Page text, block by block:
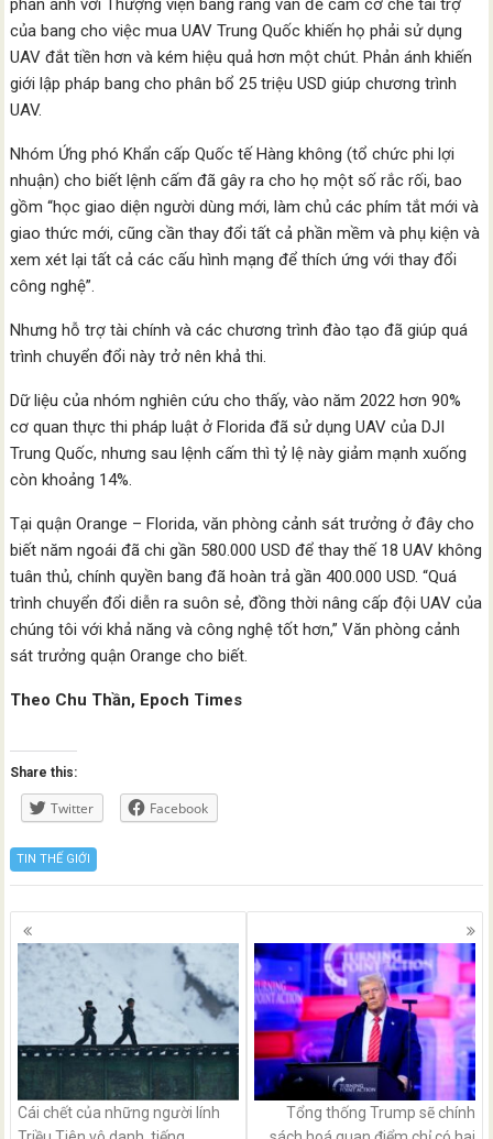
phản ánh với Thượng viện bang rằng vấn đề cấm cơ chế tài trợ
của bang cho việc mua UAV Trung Quốc khiến họ phải sử dụng
UAV đắt tiền hơn và kém hiệu quả hơn một chút. Phản ánh khiến
giới lập pháp bang cho phân bổ 25 triệu USD giúp chương trình
UAV.
Nhóm Ứng phó Khẩn cấp Quốc tế Hàng không (tổ chức phi lợi
nhuận) cho biết lệnh cấm đã gây ra cho họ một số rắc rối, bao
gồm “học giao diện người dùng mới, làm chủ các phím tắt mới và
giao thức mới, cũng cần thay đổi tất cả phần mềm và phụ kiện và
xem xét lại tất cả các cấu hình mạng để thích ứng với thay đổi
công nghệ”.
Nhưng hỗ trợ tài chính và các chương trình đào tạo đã giúp quá
trình chuyển đổi này trở nên khả thi.
Dữ liệu của nhóm nghiên cứu cho thấy, vào năm 2022 hơn 90%
cơ quan thực thi pháp luật ở Florida đã sử dụng UAV của DJI
Trung Quốc, nhưng sau lệnh cấm thì tỷ lệ này giảm mạnh xuống
còn khoảng 14%.
Tại quận Orange – Florida, văn phòng cảnh sát trưởng ở đây cho
biết năm ngoái đã chi gần 580.000 USD để thay thế 18 UAV không
tuân thủ, chính quyền bang đã hoàn trả gần 400.000 USD. “Quá
trình chuyển đổi diễn ra suôn sẻ, đồng thời nâng cấp đội UAV của
chúng tôi với khả năng và công nghệ tốt hơn,” Văn phòng cảnh
sát trưởng quận Orange cho biết.
Theo Chu Thần, Epoch Times
Share this:
Twitter Facebook
TIN THẾ GIỚI
Posts
navigation
Cái chết của những người lính
Tổng thống Trump sẽ chính